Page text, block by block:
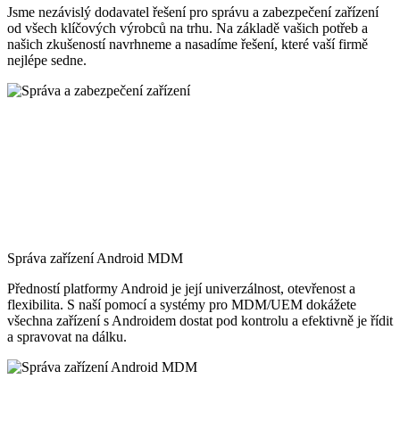
Jsme nezávislý dodavatel řešení pro správu a zabezpečení zařízení
od všech klíčových výrobců na trhu. Na základě vašich potřeb a
našich zkušeností navrhneme a nasadíme řešení, které vaší firmě
nejlépe sedne.
Správa zařízení Android MDM
Předností platformy Android je její univerzálnost, otevřenost a
flexibilita. S naší pomocí a systémy pro MDM/UEM dokážete
všechna zařízení s Androidem dostat pod kontrolu a efektivně je řídit
a spravovat na dálku.